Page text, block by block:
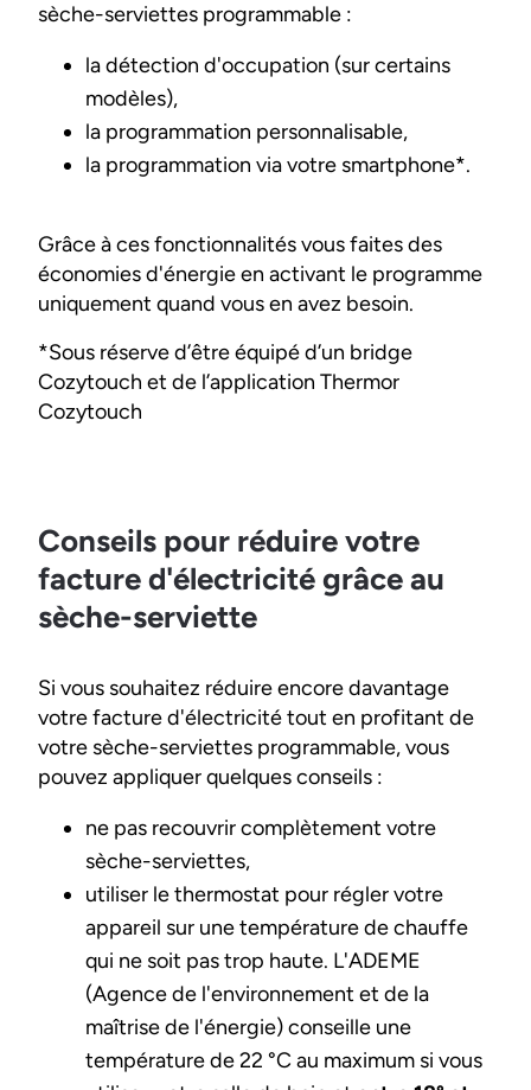
sèche-serviettes programmable :
la détection d'occupation (sur certains
modèles),
la programmation personnalisable,
la programmation via votre smartphone*.
Grâce à ces fonctionnalités vous faites des
économies d'énergie en activant le programme
uniquement quand vous en avez besoin.
*Sous réserve d’être équipé d’un bridge
Cozytouch et de l’application Thermor
Cozytouch
Conseils pour réduire votre
facture d'électricité grâce au
sèche-serviette
Si vous souhaitez réduire encore davantage
votre facture d'électricité tout en profitant de
votre sèche-serviettes programmable, vous
pouvez appliquer quelques conseils :
ne pas recouvrir complètement votre
sèche-serviettes,
utiliser le thermostat pour régler votre
appareil sur une température de chauffe
qui ne soit pas trop haute. L'ADEME
(Agence de l'environnement et de la
maîtrise de l'énergie) conseille une
température de 22 °C au maximum si vous